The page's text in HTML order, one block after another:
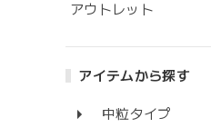
アウトレット
アイテムから探す
中粒タイプ